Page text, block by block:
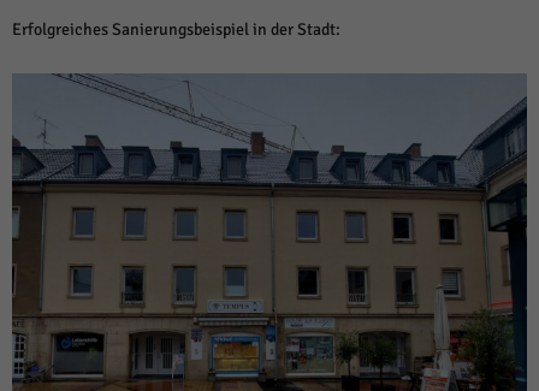
Erfolgreiches Sanierungsbeispiel in der Stadt: